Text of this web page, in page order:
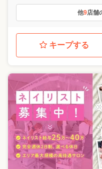
他9店舗
キープする